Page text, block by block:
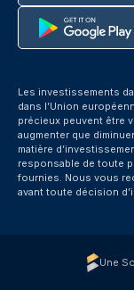
Les investissements
dans l’Union
précieux peuvent être
augmenter que
matière
responsable de toute
fournies. Nous vous
avant toute décision
Une